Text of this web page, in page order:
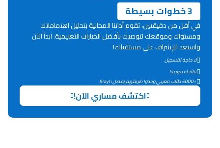
3 خطوات بسيطة
في أقل من دقيقتين، تقوم أداتنا المجانية بتحليل اهتماماتك
ومستواك وموقعك لتوصيك بأفضل الخيارات التعليمية. ابدأ الآن
واستعد للإشراف على مستقبلك!
لا حاجة للتسجيل
نتائجك فورية!
+5000 طالب مغربي وجدوا طريقهم بفضل 9rayti.
اكتشف مساري الآن!